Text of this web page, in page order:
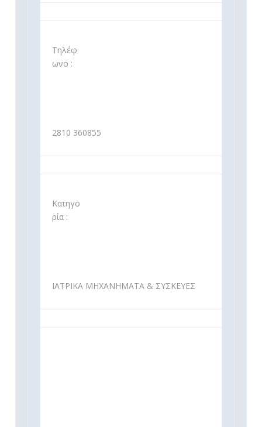
Τηλέφ
ωνο :
2810 360855
Κατηγο
ρία :
ΙΑΤΡΙΚΑ ΜΗΧΑΝΗΜΑΤΑ & ΣΥΣΚΕΥΕΣ